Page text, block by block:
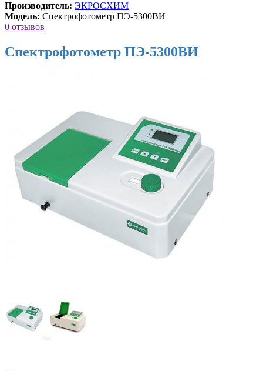
Производитель: ЭКРОСХИМ
Модель: Спектрофотометр ПЭ-5300ВИ
0 отзывов
Спектрофотометр ПЭ-5300ВИ